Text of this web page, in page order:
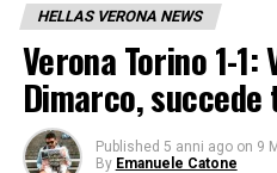
HELLAS VERONA NEWS
Verona Torino 1-1:
Dimarco, succede
Published 5 anni ago on 9
By Emanuele Catone